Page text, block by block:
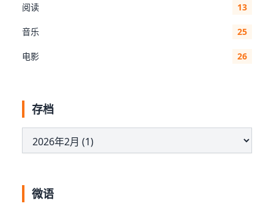
阅读 13
音乐 25
电影 26
存档
微语